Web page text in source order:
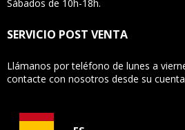
Sábados de 10h-18h.
SERVICIO POST VENTA
Llámanos por teléfono de lunes a
contacte con nosotros desde su